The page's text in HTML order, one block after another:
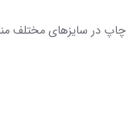
چاپ در سایزهای